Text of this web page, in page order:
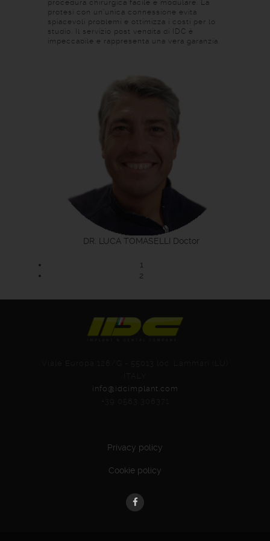
procedura chirurgica facile e modulare. La
protesi con un'unica connessione evita
spiacevoli problemi e ottimizza i costi per lo
studio. Il servizio post vendita di IDC è
impeccabile e rappresenta una vera garanzia.
DR. LUCA TOMASELLI Doctor
1
2
info@idcimplant.com
Privacy policy
Cookie policy